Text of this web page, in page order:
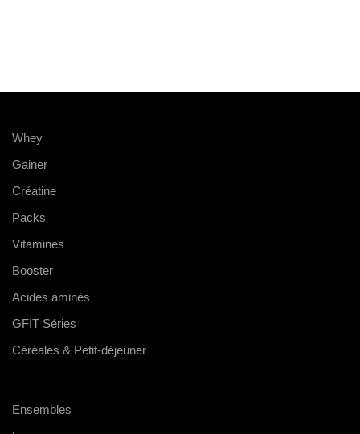
Whey
Gainer
Créatine
Packs
Vitamines
Booster
Acides aminés
GFIT Séries
Céréales & Petit-déjeuner
Ensembles